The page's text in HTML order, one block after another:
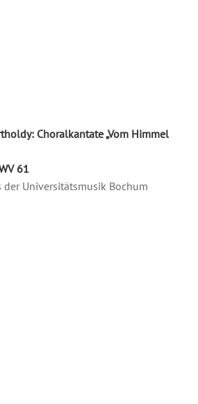
Choralkantate „Vom Himmel
61
der Universitätsmusik Bochum